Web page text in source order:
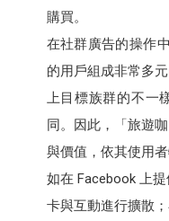
購買。
在社群廣告的操作
的用戶組成非常多
上目標族群的不一
同。因此，「旅遊
與價值，依其使用
如在 Facebook 上
卡與互動進行擴散